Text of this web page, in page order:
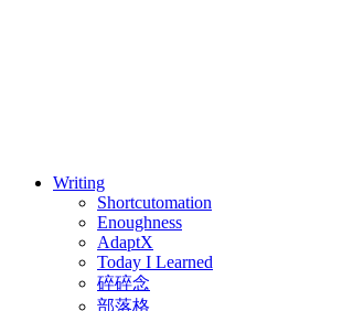
Writing
Shortcutomation
Enoughness
AdaptX
Today I Learned
碎碎念
部落格